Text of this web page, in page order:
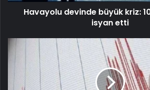
Havayolu devinde büyük kriz:
isyan etti